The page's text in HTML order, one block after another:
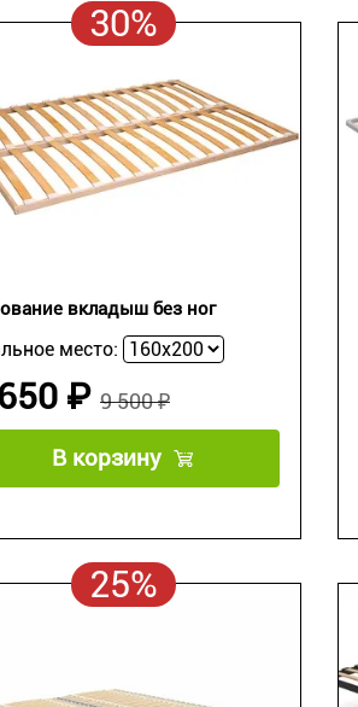
30%
вкладыш без ног
место:
9 500 ₽
₽
В корзину
25%